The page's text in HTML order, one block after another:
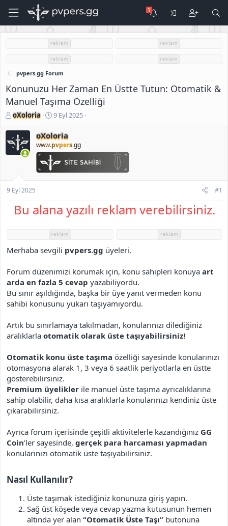
reklam reklam
reklam reklam
pvpers.gg Forum
Konunuzu Her Zaman En Üstte Tutun: Otomatik &
Manuel Taşıma Özelliği
K
n
u
S
b
oXoloria
B
ş
l
a
n
a
r
h
9 Eyl 2025
oXoloria
www.pvpers.gg
9 Eyl 2025 #1
Bu alana yazılı reklam verebilirsiniz.
reklam reklam
Merhaba sevgili pvpers.gg üyeleri,
Forum düzenimizi korumak için, konu sahipleri konuya art
arda en fazla 5 cevap yazabiliyordu.
Bu sınır aşıldığında, başka bir üye yanıt vermeden konu
sahibi konusunu yukarı taşıyamıyordu.
Artık bu sınırlamaya takılmadan, konularınızı dilediğiniz
aralıklarla otomatik olarak üste taşıyabilirsiniz!
Otomatik konu üste taşıma özelliği sayesinde konularınızı
otomasyona alarak 1, 3 veya 6 saatlik periyotlarla en üstte
gösterebilirsiniz.
Premium üyelikler ile manuel üste taşıma ayrıcalıklarına
sahip olabilir, daha kısa aralıklarla konularınızı kendiniz üste
çıkarabilirsiniz.
Ayrıca forum içerisinde çeşitli aktivitelerle kazandığınız GG
Coin’ler sayesinde, gerçek para harcaması yapmadan
konularınızı otomatik üste taşıyabilirsiniz.
Nasıl Kullanılır?​
Üste taşımak istediğiniz konunuza giriş yapın.
Sağ üst köşede veya cevap yazma kutusunun hemen
altında yer alan “Otomatik Üste Taşı” butonuna